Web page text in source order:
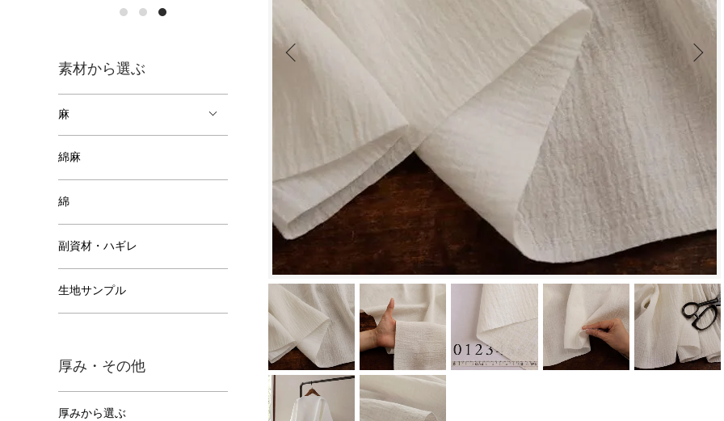
素材から選ぶ
麻
綿麻
綿
副資材・ハギレ
生地サンプル
厚み・その他
厚みから選ぶ